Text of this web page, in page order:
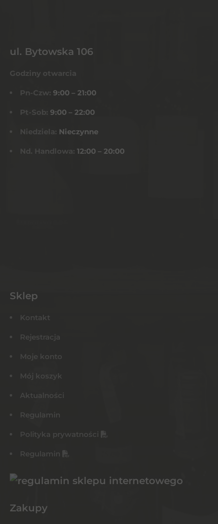
ul. Bytowska 106
Godziny otwarcia
Pn-Czw: 9:00 – 21:00
Pt-Sob: 9:00 – 22:00
Niedziela: Nieczynne
Nd. Handlowa: 12:00 – 20:00
Sklep
Kontakt
Rejestracja
Moje konto
Mój koszyk
Aktualności
Regulamin
Polityka prywatności
Regulamin
Zakupy